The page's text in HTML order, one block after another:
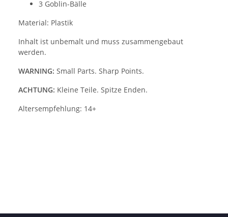
3 Goblin-Bälle
Material: Plastik
Inhalt ist unbemalt und muss zusammengebaut
werden.
WARNING: Small Parts. Sharp Points.
ACHTUNG: Kleine Teile. Spitze Enden.
Altersempfehlung: 14+